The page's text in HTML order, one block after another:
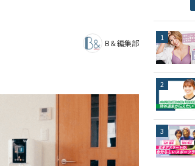
B＆編集部